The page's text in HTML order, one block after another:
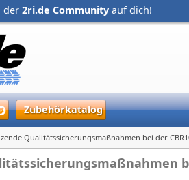
der 2ri.de Community auf dich!
Zubehörkatalog
Qualitätssicherungsmaßnahmen bei der